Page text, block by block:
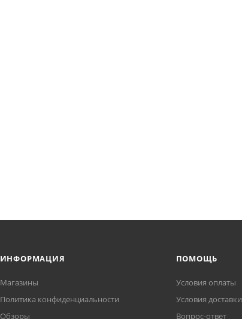
ИНФОРМАЦИЯ
Магазины
Политика конфиденциальности
Обзоры
ПОМОЩЬ
Условия оплаты
Условия доставки
Вопрос-ответ